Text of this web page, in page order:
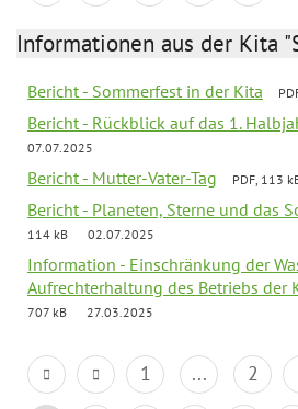
Informationen aus der Kita
Bericht - Sommerfest in der Kita
Bericht - Rückblick auf das 1.
07.07.2025
Bericht - Mutter-Vater-Tag PDF, 113
Bericht - Planeten, Sterne und das
114 kB
02.07.2025
Information - Einschränkung der
Aufrechterhaltung des Betriebs der
707 kB
27.03.2025
1 ... 2